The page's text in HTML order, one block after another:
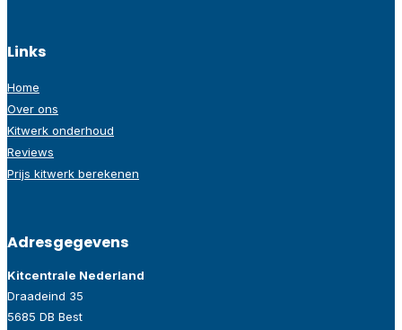
Links
Home
Over ons
Kitwerk onderhoud
Reviews
Prijs kitwerk berekenen
Adresgegevens
Kitcentrale Nederland
Draadeind 35
5685 DB Best